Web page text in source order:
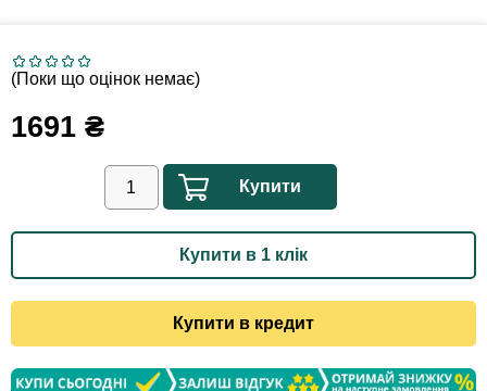
(Поки що оцінок немає)
1691 ₴
Купити
Купити в 1 клік
Купити в кредит